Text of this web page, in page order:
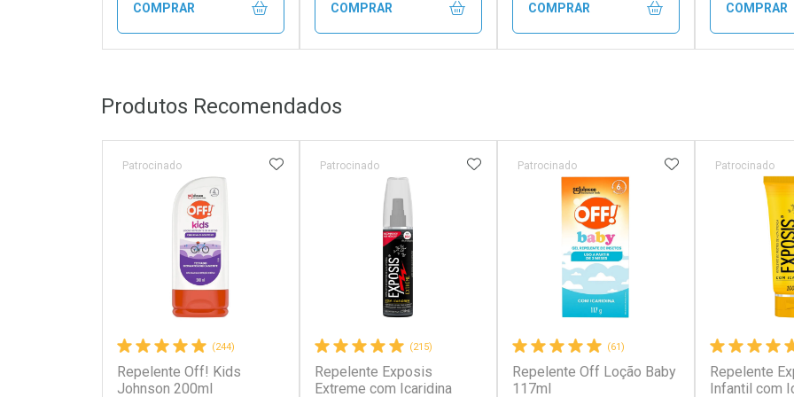
COMPRAR
Laboratório
Ativar Desconto
Por Menos
COMPRAR
Laboratório
Ativar Desconto
Por Menos
COMPRAR
Ativar Desconto
COMPRAR
Ativar
Produtos Recomendados
(244)
Repelente Off! Kids
Johnson 200ml
Patrocinado ADICIONAR AOS FAVORITOS
(215)
Repelente Exposis
Extreme com Icaridina
Patrocinado ADICIONAR AOS FAVORITOS
(61)
Repelente Off Loção Baby
117ml
Patrocinado ADICIONAR AOS
Repelente
Infantil com
Patrocinado